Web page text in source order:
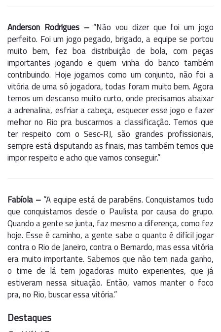
Anderson Rodrigues –“Não vou dizer que foi um jogo
perfeito. Foi um jogo pegado, brigado, a equipe se portou
muito bem, fez boa distribuição de bola, com peças
importantes jogando e quem vinha do banco também
contribuindo. Hoje jogamos como um conjunto, não foi a
vitória de uma só jogadora, todas foram muito bem. Agora
temos um descanso muito curto, onde precisamos abaixar
a adrenalina, esfriar a cabeça, esquecer esse jogo e fazer
melhor no Rio pra buscarmos a classificação. Temos que
ter respeito com o Sesc-RJ, são grandes profissionais,
sempre está disputando as finais, mas também temos que
impor respeito e acho que vamos conseguir.”
Fabíola –“A equipe está de parabéns. Conquistamos tudo
que conquistamos desde o Paulista por causa do grupo.
Quando a gente se junta, faz mesmo a diferença, como fez
hoje. Esse é caminho, a gente sabe o quanto é difícil jogar
contra o Rio de Janeiro, contra o Bernardo, mas essa vitória
era muito importante. Sabemos que não tem nada ganho,
o time de lá tem jogadoras muito experientes, que já
estiveram nessa situação. Então, vamos manter o foco
pra, no Rio, buscar essa vitória.”
Destaques